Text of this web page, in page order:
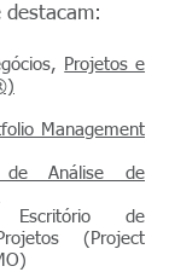
destacam:
Projetos e
Management
de Análise de
Escritório de
(Project